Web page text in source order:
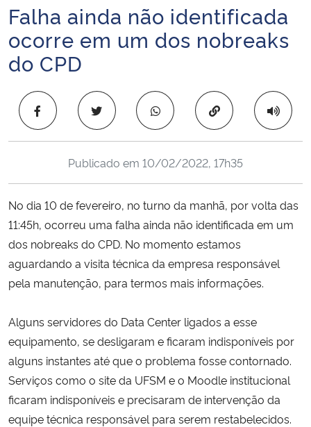
Ministério da Infraestrutura
Ministério da Agricultura, Pecuária e Abastecimento
Ministério da Educação
Ministério de Minas e Energia
Ministério da Ciência, Tecnologia, Inovações e Comunicações
Ministério do Meio Ambiente
Ministério do Turismo
Ministério do Desenvolvimento Regional
Controladoria-Geral da União
Início do conteúdo
Falha ainda não identificada
ocorre em um dos nobreaks
do CPD
Copiar para área
Publicado em 10/02/2022, 17h35
No dia 10 de fevereiro, no turno da manhã, por volta das
11:45h, ocorreu uma falha ainda não identificada em um
dos nobreaks do CPD. No momento estamos
aguardando a visita técnica da empresa responsável
pela manutenção, para termos mais informações.
Alguns servidores do Data Center ligados a esse
equipamento, se desligaram e ficaram indisponíveis por
alguns instantes até que o problema fosse contornado.
Serviços como o site da UFSM e o Moodle institucional
ficaram indisponíveis e precisaram de intervenção da
equipe técnica responsável para serem restabelecidos.